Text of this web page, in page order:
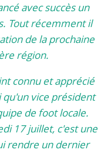
avec succès un
Tout récemment il
de la prochaine
région.
connu et apprécié
qu'un vice président
de foot locale.
17 juillet, c'est une
rendre un dernier